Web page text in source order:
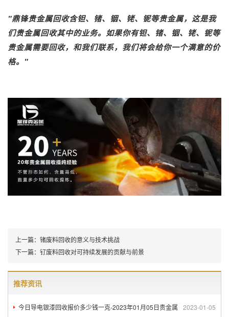
"鼎锋贵金属回收含钽、锗、铟、铑、铌等贵金属，这是我
们贵金属回收其中的业务。如果你有钽、锗、铟、铑、铌等
贵金属需要回收，和我们联系，我们将会给你一个满意的价
格。"
上一篇： 锗废料回收的意义与技术挑战
下一篇： 钌废料回收对可持续发展的贡献与前景
推荐资讯
2023-01-05
今日导电银漆回收报价多少钱一克-2023年01月05日贵金属